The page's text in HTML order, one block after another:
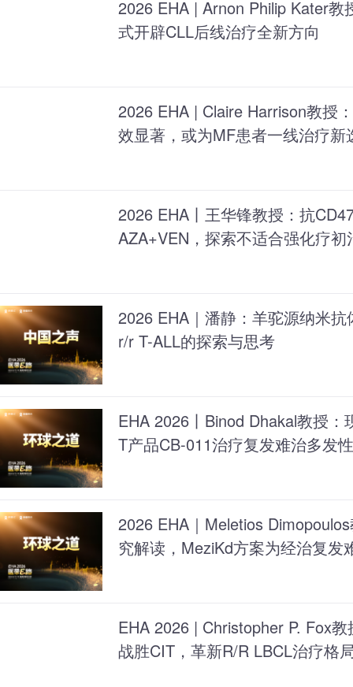
2026 EHA | Arnon Philip Kater
式开辟CLL后线治疗全新方向
2026 EHA | Claire Harrison教授
效显著，或为MF患者一线治疗新
2026 EHA丨王华锋教授：抗
AZA+VEN，探索不适合强化疗
2026 EHA｜潘静：羊驼源纳米
r/r T-ALL的探索与思考
EHA 2026丨Binod Dhakal教授
T产品CB-011治疗复发难治多发
2026 EHA｜Meletios
究解读，MeziKd方案为经治复发
EHA 2026 | Christopher P. Fox
战胜CIT，革新R/R LBCL治疗格